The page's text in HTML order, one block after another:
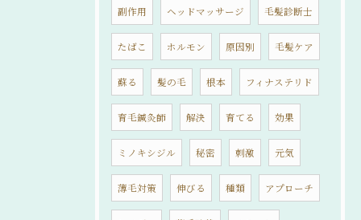
副作用 ヘッドマッサージ 毛髪診断士
たばこ ホルモン 原因別 毛髪ケア
蘇る 髪の毛 根本 フィナステリド
育毛鍼灸師 解決 育てる 効果
ミノキシジル 秘密 刺激 元気
薄毛対策 伸びる 種類 アプローチ